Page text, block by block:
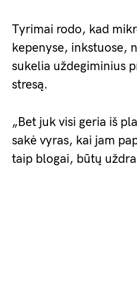
Tyrimai rodo, kad
kepenyse, inkstuose,
sukelia uždegiminius
stresą.
„Bet juk visi geria iš
sakė vyras, kai jam
taip blogai, būtų